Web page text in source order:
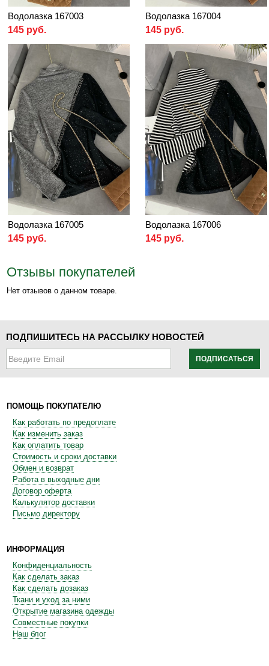
Водолазка 167003
145 руб.
Водолазка 167004
145 руб.
Водолазка 167005
145 руб.
Водолазка 167006
145 руб.
Отзывы покупателей
Нет отзывов о данном товаре.
ПОДПИШИТЕСЬ НА РАССЫЛКУ НОВОСТЕЙ
ПОДПИСАТЬСЯ
ПОМОЩЬ ПОКУПАТЕЛЮ
Как работать по предоплате
Как изменить заказ
Как оплатить товар
Стоимость и сроки доставки
Обмен и возврат
Работа в выходные дни
Договор оферта
Калькулятор доставки
Письмо директору
ИНФОРМАЦИЯ
Конфиденциальность
Как сделать заказ
Как сделать дозаказ
Ткани и уход за ними
Открытие магазина одежды
Совместные покупки
Наш блог